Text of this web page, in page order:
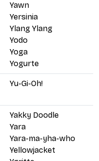
Yawn
Yersinia
Ylang Ylang
Yodo
Yoga
Yogurte
Yu-Gi-Oh!
Yakky Doodle
Yara
Yara-ma-yha-who
Yellowjacket